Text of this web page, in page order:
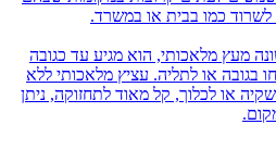
לשרוד כמו בבית או במשרד.
מעץ מלאכותי, הוא מגיע עד כגובה
בגובה או לתליה. עציץ מלאכותי ללא
או לכלוך, קל מאוד לתחזוקה, ניתן